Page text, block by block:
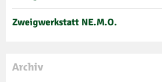
Zweigwerkstatt NE.M.O.
Archiv